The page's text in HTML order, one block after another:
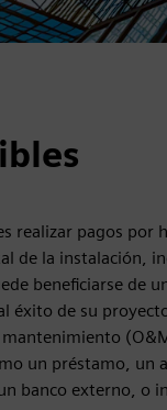
realizar pagos por
de la instalación,
beneficiarse de
éxito de su
un préstamo, un
banco externo, o